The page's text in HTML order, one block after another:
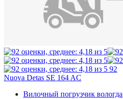
92
Nuova Detas SE 164 AC
Вилочный погрузчик вологда